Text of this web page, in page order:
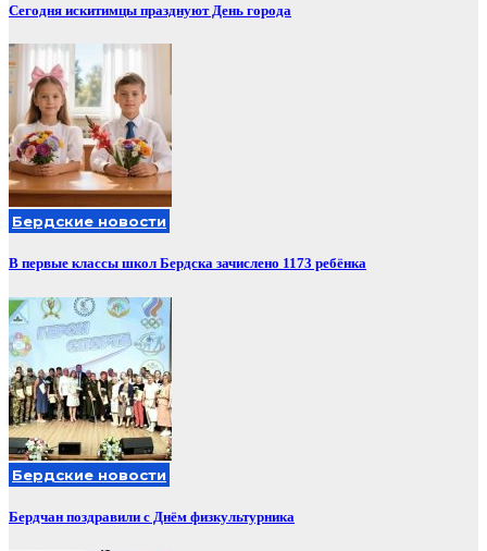
Сегодня искитимцы празднуют День города
Бердские новости
В первые классы школ Бердска зачислено 1173 ребёнка
Бердские новости
Бердчан поздравили с Днём физкультурника